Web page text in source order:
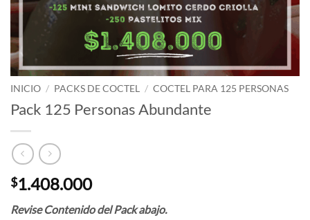
INICIO / PACKS DE COCTEL / COCTEL PARA 125 PERSONAS
Pack 125 Personas Abundante
$1.408.000
Revise Contenido del Pack abajo.